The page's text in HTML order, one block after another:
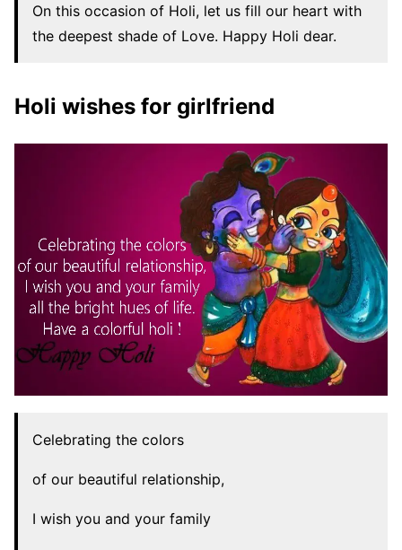
On this occasion of Holi, let us fill our heart with
the deepest shade of Love. Happy Holi dear.
Holi wishes for girlfriend
Celebrating the colors
of our beautiful relationship,
I wish you and your family